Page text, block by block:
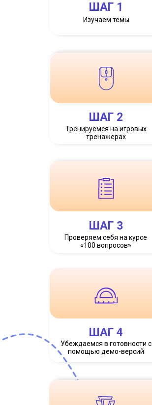
Изучаем темы
ШАГ 1
Тренируемся на игровых
тренажерах
ШАГ 2
Проверяем себя на курсе
«100 вопросов»
Убеждаемся в готовности с
помощью демо-версий
ШАГ 3
ШАГ 4